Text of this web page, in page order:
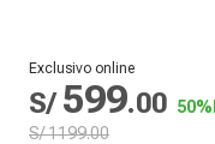
Exclusivo online
S/ 599.00 50%
S/1199.00